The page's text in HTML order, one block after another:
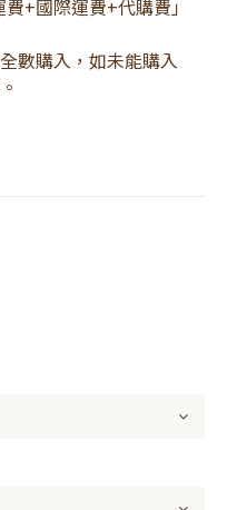
+國際運費+代購費」
數購入，如未能購入